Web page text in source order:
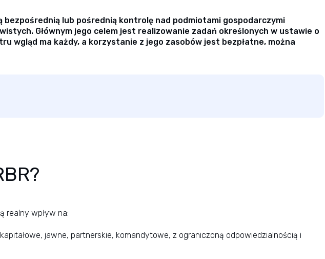
lub pośrednią kontrolę nad podmiotami gospodarczymi
Głównym jego celem jest realizowanie zadań określonych w ustawie o
wgląd ma każdy, a korzystanie z jego zasobów jest bezpłatne, można
realny wpływ na:
jawne, partnerskie, komandytowe, z ograniczoną odpowiedzialnością i